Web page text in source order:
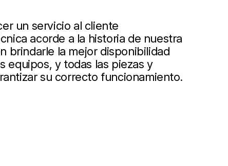
un servicio al cliente
acorde a la historia de nuestra
brindarle la mejor disponibilidad
equipos, y todas las piezas y
su correcto funcionamiento.